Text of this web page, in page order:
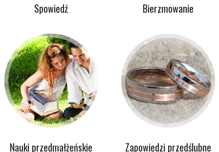
Spowiedź Bierzmowanie
Nauki przedmałżeńskie Zapowiedzi przedślubne